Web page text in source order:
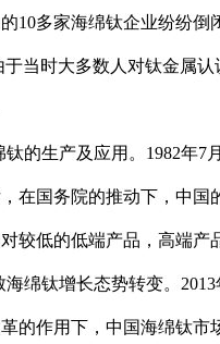
10多家海绵钛企业纷纷
当时大多数人对钛金属
的生产及应用。1982年7
在国务院的推动下，中
较低的低端产品，高端产
绵钛增长态势转变。
的作用下，中国海绵钛